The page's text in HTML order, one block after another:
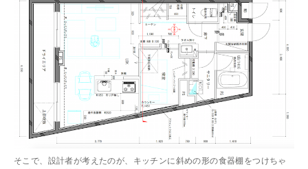
そこで、設計者が考えたのが、キッチンに斜めの形の食器棚をつけちゃ